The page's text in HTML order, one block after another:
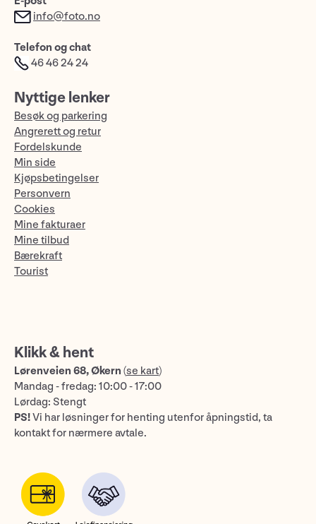
info@foto.no
Telefon og chat
46 46 24 24
Nyttige lenker
Besøk og parkering
Angrerett og retur
Fordelskunde
Min side
Kjøpsbetingelser
Personvern
Cookies
Mine fakturaer
Mine tilbud
Bærekraft
Tourist
Klikk & hent
Lørenveien 68, Økern (se kart)
Mandag - fredag: 10:00 - 17:00
Lørdag: Stengt
PS!Vi har løsninger for henting utenfor åpningstid, ta
kontakt for nærmere avtale.